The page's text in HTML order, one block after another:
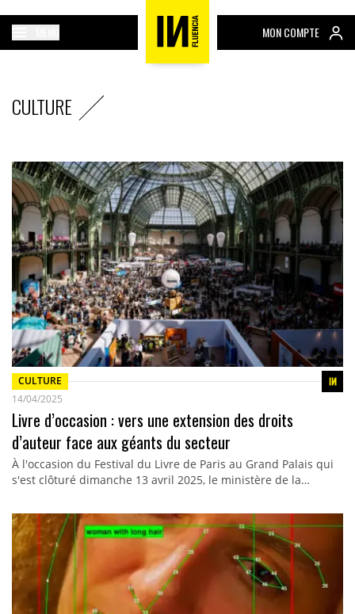
MON COMPTE
CULTURE
CULTURE
14/04/2025
Livre d’occasion : vers une extension des droits
d’auteur face aux géants du secteur
À l'occasion du Festival du Livre de Paris au Grand Palais qui
s'est clôturé dimanche 13 avril 2025, le ministère de la…